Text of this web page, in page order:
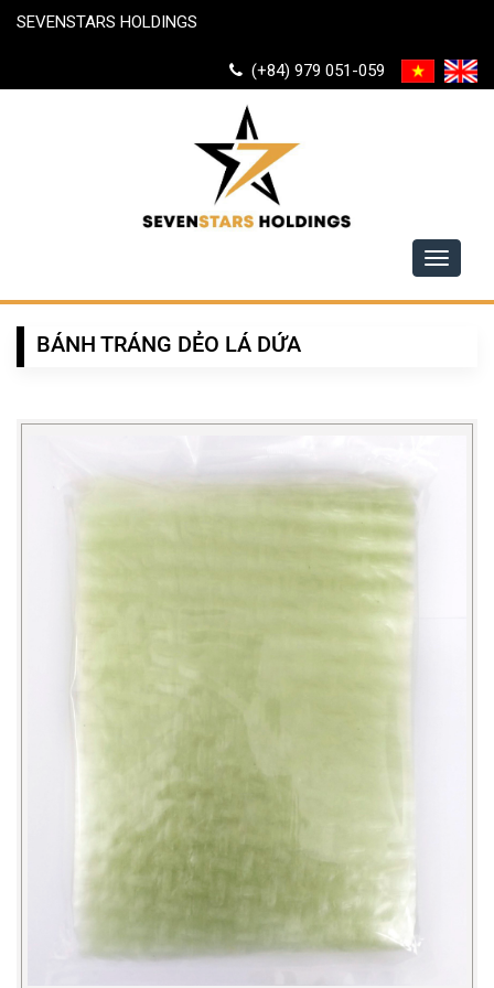
SEVENSTARS HOLDINGS
(+84) 979 051-059
Toggle
BÁNH TRÁNG DẺO LÁ DỨA